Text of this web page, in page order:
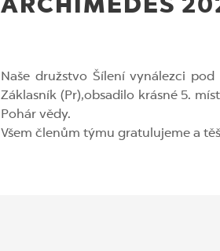
ARCHIMEDES
Naše družstvo Šílení vynálezci
Záklasník (Pr),obsadilo krásné 5.
Pohár vědy.
Všem členům týmu gratulujeme a